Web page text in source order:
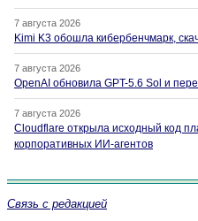
7 августа 2026
Kimi K3 обошла кибербенчмарк,
7 августа 2026
OpenAI обновила GPT-5.6 Sol и
7 августа 2026
Cloudflare открыла исходный код
корпоративных ИИ-агентов
Связь с редакцией